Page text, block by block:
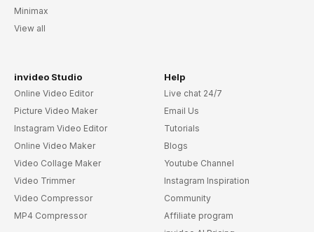
Minimax
View all
invideo Studio
Online Video Editor
Picture Video Maker
Instagram Video Editor
Online Video Maker
Video Collage Maker
Video Trimmer
Video Compressor
MP4 Compressor
Help
Live chat 24/7
Email Us
Tutorials
Blogs
Youtube Channel
Instagram Inspiration
Community
Affiliate program